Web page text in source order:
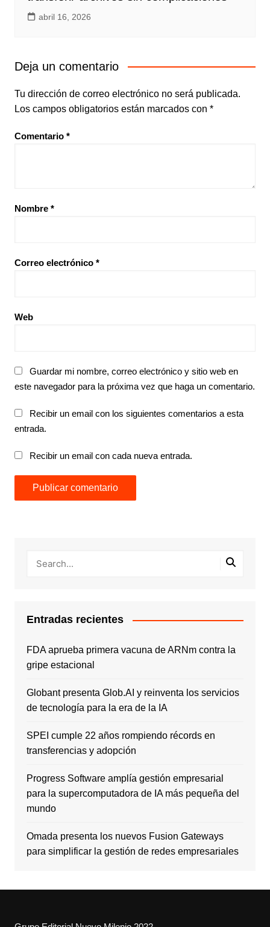
abril 16, 2026
Deja un comentario
Tu dirección de correo electrónico no será publicada.
Los campos obligatorios están marcados con *
Comentario *
Nombre *
Correo electrónico *
Web
Guardar mi nombre, correo electrónico y sitio web en
este navegador para la próxima vez que haga un comentario.
Recibir un email con los siguientes comentarios a esta
entrada.
Recibir un email con cada nueva entrada.
Entradas recientes
FDA aprueba primera vacuna de ARNm contra la
gripe estacional
Globant presenta Glob.AI y reinventa los servicios
de tecnología para la era de la IA
SPEI cumple 22 años rompiendo récords en
transferencias y adopción
Progress Software amplía gestión empresarial
para la supercomputadora de IA más pequeña del
mundo
Omada presenta los nuevos Fusion Gateways
para simplificar la gestión de redes empresariales